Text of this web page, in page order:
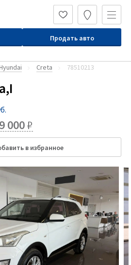
Продать авто
Creta 78510213
000₽